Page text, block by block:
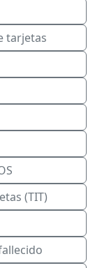
tarjetas
(TIT)